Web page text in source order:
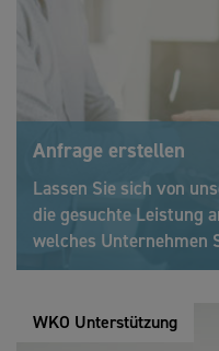
Anfrage erstellen
Lassen Sie sich von
die gesuchte Leistung
welches Unternehmen
WKO Unterstützung